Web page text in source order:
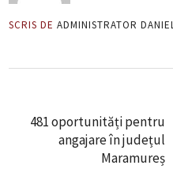
SCRIS DE ADMINISTRATOR
481 oportunități pentru
angajare în județul
Maramureș